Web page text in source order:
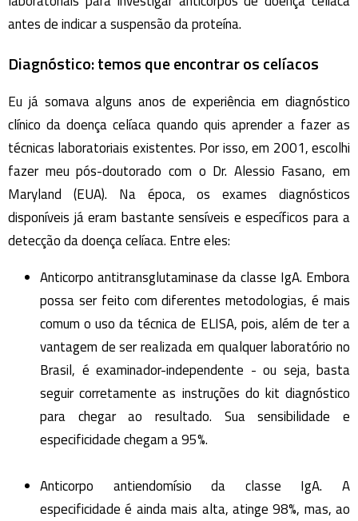
antes de indicar a suspensão da proteína.
Diagnóstico: temos que encontrar os celíacos
Eu já somava alguns anos de experiência em diagnóstico
clínico da doença celíaca quando quis aprender a fazer as
técnicas laboratoriais existentes. Por isso, em 2001, escolhi
fazer meu pós-doutorado com o Dr. Alessio Fasano, em
Maryland (EUA). Na época, os exames diagnósticos
disponíveis já eram bastante sensíveis e específicos para a
detecção da doença celíaca. Entre eles:
Anticorpo antitransglutaminase da classe IgA. Embora
possa ser feito com diferentes metodologias, é mais
comum o uso da técnica de ELISA, pois, além de ter a
vantagem de ser realizada em qualquer laboratório no
Brasil, é examinador-independente - ou seja, basta
seguir corretamente as instruções do kit diagnóstico
para chegar ao resultado. Sua sensibilidade e
especificidade chegam a 95%.
Anticorpo antiendomísio da classe IgA. A
especificidade é ainda mais alta, atinge 98%, mas, ao